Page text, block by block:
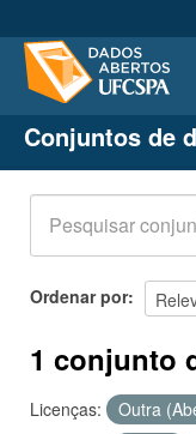
Conjuntos de
Organizações
Grupos
Sobre
Conjuntos de
Ordenar por
1 conjunto
Licenças: Outra